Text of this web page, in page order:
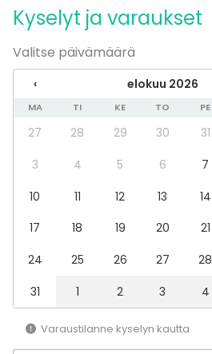
Illallinen / lounas
Kokous
Seminaari / konferenssi
Messut
Esitys / näytös
Mökkireissu / retriitti
Elämys / aktiviteetti
Kokoushuone
Ravintola
Terassi / Piha
Aktiviteetit
Uinti
Kyselyt ja varaukset
Valitse päivämäärä
‹ elokuu 2026
MA TI KE TO PE
27 28 29 30 31
3
4 5 6 7
10
11 12 13 14
17
18 19 20 21
24
25 26 27 28
31
1 2 3 4
Varaustilanne kyselyn kautta